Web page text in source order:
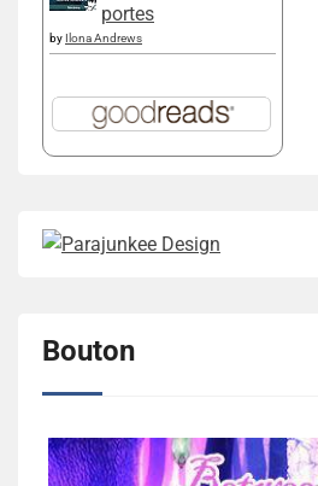
portes
by Ilona Andrews
Bouton